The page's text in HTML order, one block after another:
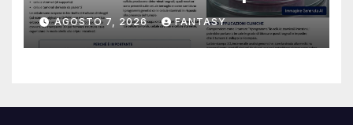
studiare il dialogo tra cancro
e cellule staminali
AGOSTO 7, 2026 FANTASY